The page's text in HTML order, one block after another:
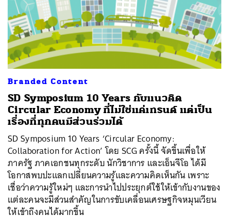
Branded Content
SD Symposium 10 Years กับแนวคิด
Circular Economy ที่ไม่ใช่แค่เทรนด์ แต่เป็น
เรื่องที่ทุกคนมีส่วนร่วมได้
SD Symposium 10 Years ‘Circular Economy:
Collaboration for Action’ โดย SCG ครั้งนี้ จัดขึ้นเพื่อให้
ภาครัฐ ภาคเอกชนทุกระดับ นักวิชาการ และเอ็นจีโอ ได้มี
โอกาสพบปะแลกเปลี่ยนความรู้และความคิดเห็นกัน เพราะ
เชื่อว่าความรู้ใหม่ๆ และการนำไปประยุกต์ใช้ให้เข้ากับงานของ
แต่ละคนจะมีส่วนสำคัญในการขับเคลื่อนเศรษฐกิจหมุนเวียน
ให้เข้าถึงคนได้มากขึ้น